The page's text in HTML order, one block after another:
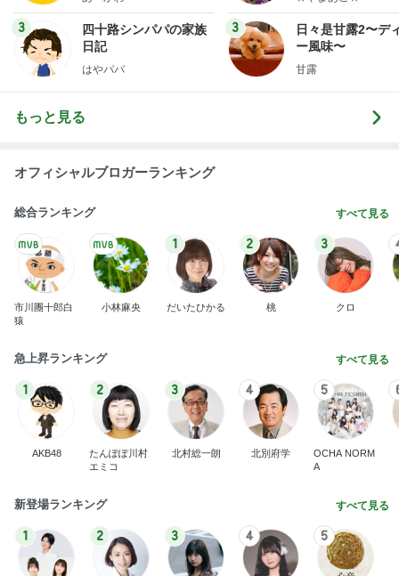
3
四十路シンパパの家族
日記
はやパパ
3
日々是甘露2〜デ
ー風味〜
甘露
もっと見る
オフィシャルブロガーランキング
総合ランキング すべて見る
市川團十郎白
猿
小林麻央
1
だいたひかる
2
桃
3
クロ
急上昇ランキング すべて見る
1
AKB48
2
たんぽぽ川村
エミコ
3
北村総一朗
4
北別府学
5
OCHA NORM
A
新登場ランキング すべて見る
1 2 3 4 5